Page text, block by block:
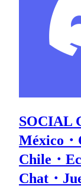
SOCIAL
México・
Chile・
Chat・